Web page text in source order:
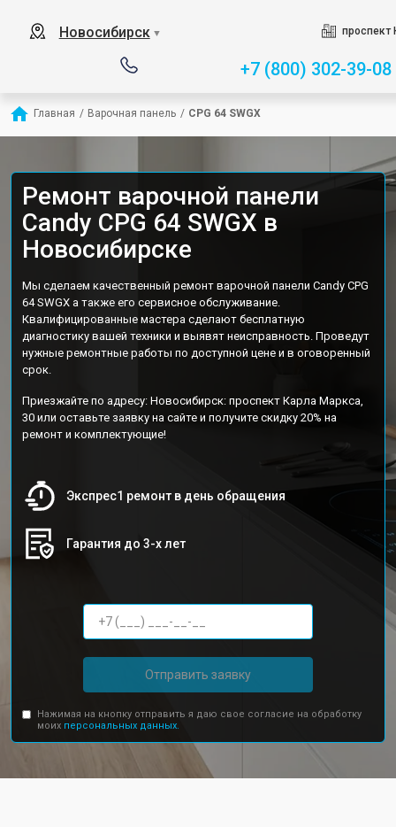
Новосибирск ▼ проспект
+7 (800) 302-39-08
Главная / Варочная панель / CPG 64 SWGX
Ремонт варочной панели
Candy CPG 64 SWGX в
Новосибирске
Мы сделаем качественный ремонт варочной панели Candy CPG
64 SWGX а также его сервисное обслуживание.
Квалифицированные мастера сделают бесплатную
диагностику вашей техники и выявят неисправность. Проведут
нужные ремонтные работы по доступной цене и в оговоренный
срок.
Приезжайте по адресу: Новосибирск: проспект Карла Маркса,
30 или оставьте заявку на сайте и получите скидку 20% на
ремонт и комплектующие!
Экспрес1 ремонт в день обращения
Гарантия до 3-х лет
Отправить заявку
Нажимая на кнопку отправить я даю свое согласие на обработку
моих персональных данных.